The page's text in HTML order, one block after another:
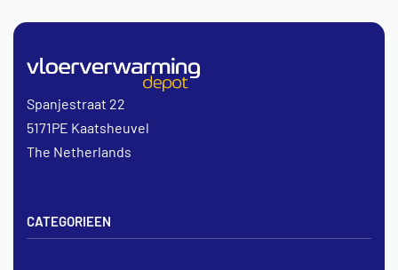
CATEGORIEEN
Spanjestraat 22
5171PE Kaatsheuvel
The Netherlands